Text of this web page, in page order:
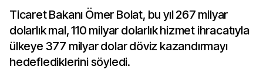
Ticaret Bakanı Ömer Bolat, bu yıl 267 milyar
dolarlık mal, 110 milyar dolarlık hizmet ihracatıyla
ülkeye 377 milyar dolar döviz kazandırmayı
hedeflediklerini söyledi.